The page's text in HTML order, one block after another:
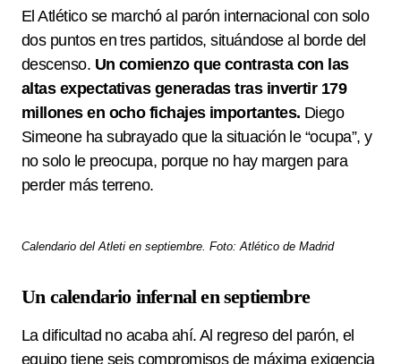
El Atlético se marchó al parón internacional con solo
dos puntos en tres partidos, situándose al borde del
descenso. Un comienzo que contrasta con las
altas expectativas generadas tras invertir 179
millones en ocho fichajes importantes. Diego
Simeone ha subrayado que la situación le “ocupa”, y
no solo le preocupa, porque no hay margen para
perder más terreno.
Calendario del Atleti en septiembre. Foto: Atlético de Madrid
Un calendario infernal en septiembre
La dificultad no acaba ahí. Al regreso del parón, el
equipo tiene seis compromisos de máxima exigencia